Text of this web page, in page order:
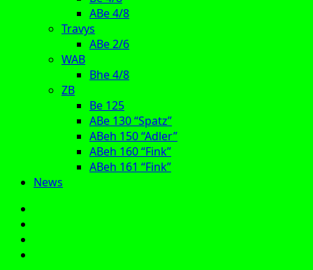
ABe 4/8
Travys
ABe 2/6
WAB
Bhe 4/8
ZB
Be 125
ABe 130 “Spatz”
ABeh 150 “Adler”
ABeh 160 “Fink”
ABeh 161 “Fink”
News